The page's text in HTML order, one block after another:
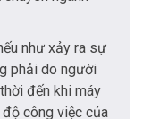
như xảy ra sự
phải do người
đến khi máy
công việc của